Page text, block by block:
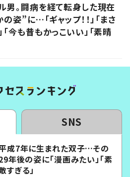
男。闘病を経て転身した現在
姿”に…「ギャップ！！」「まさ
「今も昔もかっこいい」「素晴
SNS
成7年に生まれた双子…その
年後の姿に「漫画みたい」「素
すぎる」